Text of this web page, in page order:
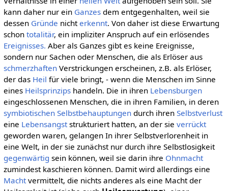
kann daher nur ein Ganzesdem entgegenhalten, weil sie
dessen Gründe nichterkennt. Von daher ist diese Erwartung
schon totalitär, ein impliziter Anspruch auf ein erlösendes
Ereignisses. Aber als Ganzes gibt es keine Ereignisse,
sondern nur Sachen oder Menschen, die als Erlöser aus
schmerzhaftenVerstrickungen erscheinen, z.B. als Erlöser,
der das Heil für viele bringt, - wenn die Menschen im Sinne
eines Heilsprinzipshandeln. Die in ihren Lebensburgen
eingeschlossenen Menschen, die in ihren Familien, in deren
symbiotischen Selbstbehauptungendurch ihren Selbstverlust
eine Lebensangststrukturiert hatten, an der sie verrückt
geworden waren, gelangen In ihrer Selbstverlorenheit in
eine Welt, in der sie zunächst nur durch ihre Selbstlosigkeit
gegenwärtig sein können, weil sie darin ihre Ohnmacht
zumindest kaschieren können. Damit wird allerdings eine
Machtvermittelt, die nichts anderes als eine Macht der